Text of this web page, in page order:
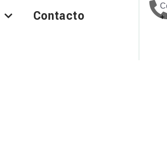
Contacto
+